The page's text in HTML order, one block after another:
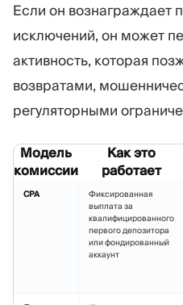
Если он вознаграждает
исключений, он может
активность, которая
возвратами,
регуляторными
Модель
комиссии
Как это
работает
CPA
Фиксированная
выплата за
квалифицированного
первого депозитора
или фондированный
аккаунт